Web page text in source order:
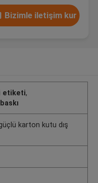
Bizimle iletişim kur
etiketi,
karton kutu dış